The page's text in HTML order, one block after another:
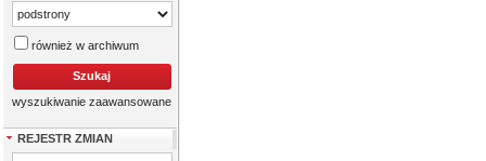
również w archiwum
wyszukiwanie zaawansowane
REJESTR ZMIAN